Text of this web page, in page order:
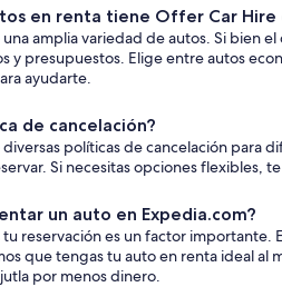
en renta tiene Offer Car Hire
amplia variedad de autos. Si bien
y presupuestos. Elige entre autos
ayudarte.
de cancelación?
políticas de cancelación para
Si necesitas opciones flexibles,
un auto en Expedia.com?
tu reservación es un factor
que tengas tu auto en renta ideal
por menos dinero.